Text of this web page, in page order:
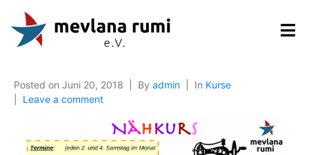
Posted on Juni 20, 2018 By admin In Kurse
Leave a comment